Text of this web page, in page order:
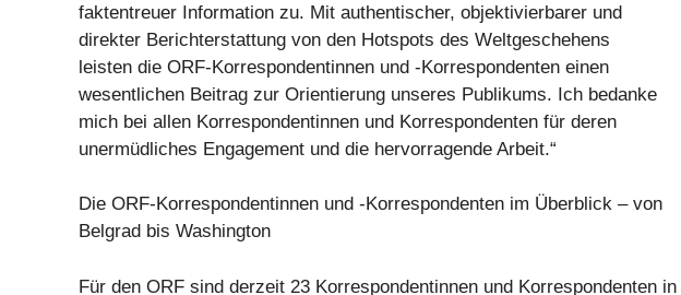
faktentreuer Information zu. Mit authentischer, objektivierbarer und
direkter Berichterstattung von den Hotspots des Weltgeschehens
leisten die ORF-Korrespondentinnen und -Korrespondenten einen
wesentlichen Beitrag zur Orientierung unseres Publikums. Ich bedanke
mich bei allen Korrespondentinnen und Korrespondenten für deren
unermüdliches Engagement und die hervorragende Arbeit.“
Die ORF-Korrespondentinnen und -Korrespondenten im Überblick – von
Belgrad bis Washington
Für den ORF sind derzeit 23 Korrespondentinnen und Korrespondenten in